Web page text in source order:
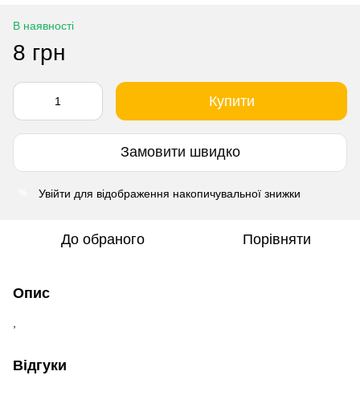
В наявності
8 грн
Купити
Замовити швидко
Увійти для відображення накопичувальної знижки
До обраного Порівняти
Опис
Відгуки